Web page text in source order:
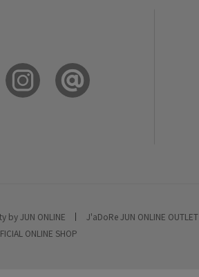
by JUN ONLINE J'aDoRe JUN ONLINE OUTLET
ONLINE SHOP